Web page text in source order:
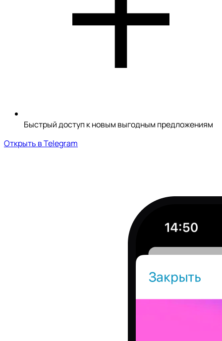
Быстрый доступ к новым выгодным предложениям
Открыть в Telegram